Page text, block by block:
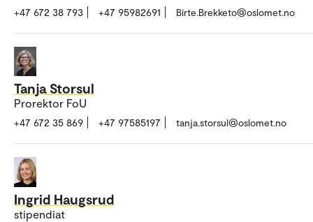
+47 672 38 793 +47 95982691 Birte.Brekketo@oslomet.no
Tanja Storsul
Prorektor FoU
+47 672 35 869 +47 97585197 tanja.storsul@oslomet.no
Ingrid Haugsrud
stipendiat